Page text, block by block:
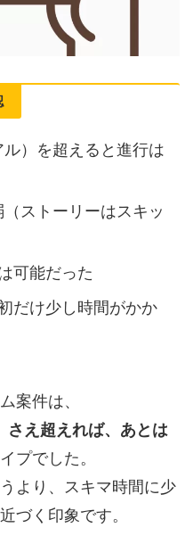
）を超えると進行は
ストーリーはスキッ
可能だった
だけ少し時間がかか
案件は、
さえ超えれば、あとは
プでした。
より、スキマ時間に少
づく印象です。